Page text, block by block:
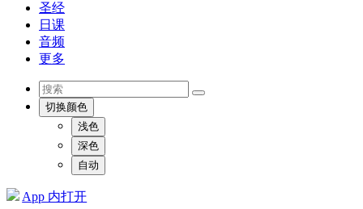
圣经
日课
音频
更多
切换颜色
浅色
深色
自动
App 内打开